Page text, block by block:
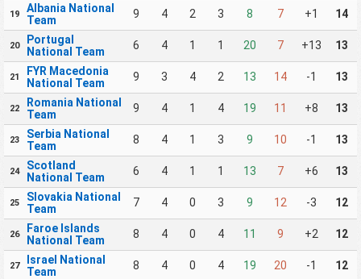
19
Albania National
Team
9 4 2 3 8 7 +1 14
20
Portugal
National Team
6 4 1 1 20 7 +13 13
21
FYR Macedonia
National Team
9 3 4 2 13 14 -1 13
22
Romania National
Team
9 4 1 4 19 11 +8 13
23
Serbia National
Team
8 4 1 3 9 10 -1 13
24
Scotland
National Team
6 4 1 1 13 7 +6 13
25
Slovakia National
Team
7 4 0 3 9 12 -3 12
26
Faroe Islands
National Team
8 4 0 4 11 9 +2 12
27
Israel National
Team
8 4 0 4 19 20 -1 12